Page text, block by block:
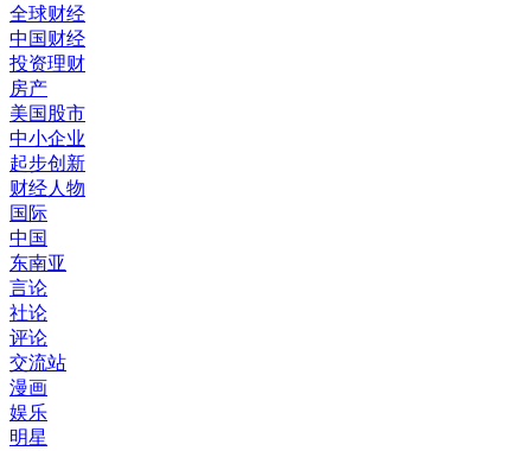
全球财经
中国财经
投资理财
房产
美国股市
中小企业
起步创新
财经人物
国际
中国
东南亚
言论
社论
评论
交流站
漫画
娱乐
明星